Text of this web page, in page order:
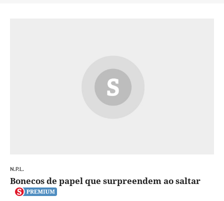
N.P.L.
Bonecos de papel que surpreendem ao saltar